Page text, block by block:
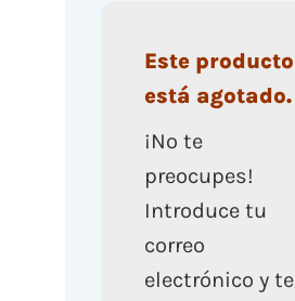
Este producto
está agotado.
¡No te
preocupes!
Introduce tu
correo
electrónico y te